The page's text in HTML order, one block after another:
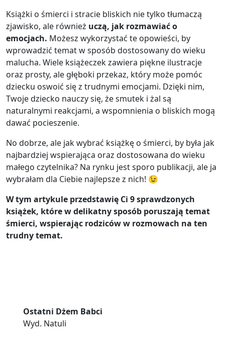
Książki o śmierci i stracie bliskich nie tylko tłumaczą
zjawisko, ale również uczą, jak rozmawiać o
emocjach. Możesz wykorzystać te opowieści, by
wprowadzić temat w sposób dostosowany do wieku
malucha. Wiele książeczek zawiera piękne ilustracje
oraz prosty, ale głęboki przekaz, który może pomóc
dziecku oswoić się z trudnymi emocjami. Dzięki nim,
Twoje dziecko nauczy się, że smutek i żal są
naturalnymi reakcjami, a wspomnienia o bliskich mogą
dawać pocieszenie.
No dobrze, ale jak wybrać książkę o śmierci, by była jak
najbardziej wspierająca oraz dostosowana do wieku
małego czytelnika? Na rynku jest sporo publikacji, ale ja
wybrałam dla Ciebie najlepsze z nich! 😉
W tym artykule przedstawię Ci 9 sprawdzonych
książek, które w delikatny sposób poruszają temat
śmierci, wspierając rodziców w rozmowach na ten
trudny temat.
Ostatni Dżem Babci
Wyd. Natuli